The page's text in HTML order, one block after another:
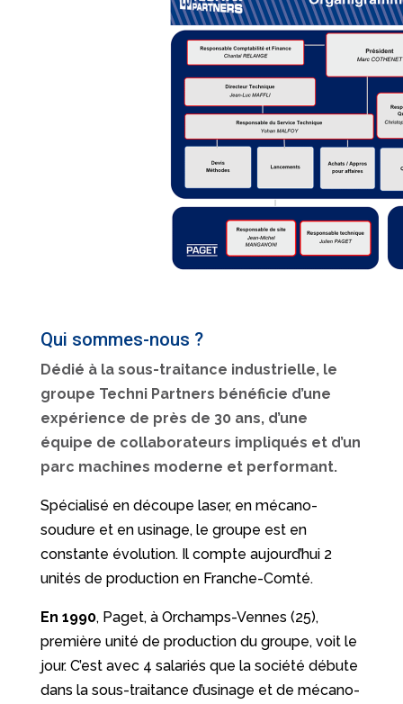
Qui sommes-nous ?
Dédié à la sous-traitance industrielle, le
groupe Techni Partners bénéficie d’une
expérience de près de 30 ans, d’une
équipe de collaborateurs impliqués et d’un
parc machines moderne et performant.
Spécialisé en découpe laser, en mécano-
soudure et en usinage, le groupe est en
constante évolution. Il compte aujourd’hui 2
unités de production en Franche-Comté.
En 1990, Paget, à Orchamps-Vennes (25),
première unité de production du groupe, voit le
jour. C’est avec 4 salariés que la société débute
dans la sous-traitance d’usinage et de mécano-